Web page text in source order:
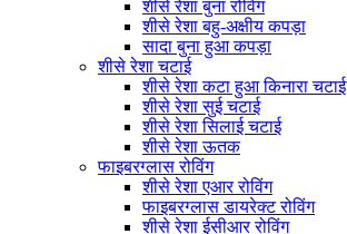
शीसे रेशा बुना रोविंग
शीसे रेशा बहु-अक्षीय कपड़ा
सादा बुना हुआ कपड़ा
शीसे रेशा चटाई
शीसे रेशा कटा हुआ किनारा चटाई
शीसे रेशा सुई चटाई
शीसे रेशा सिलाई चटाई
शीसे रेशा ऊतक
फाइबरग्लास रोविंग
शीसे रेशा एआर रोविंग
फाइबरग्लास डायरेक्ट रोविंग
शीसे रेशा ईसीआर रोविंग